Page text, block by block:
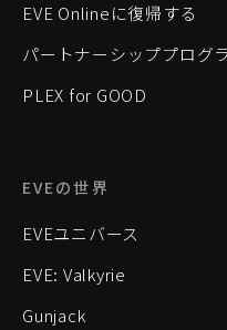
EVE Onlineに復帰する
パートナーシッププログ
PLEX for GOOD
EVEの世界
EVEユニバース
EVE: Valkyrie
Gunjack